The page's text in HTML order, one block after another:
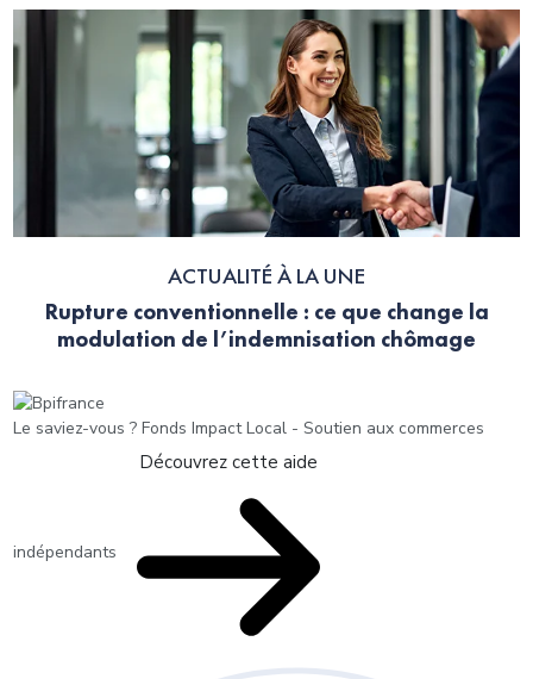
ACTUALITÉ À LA UNE
Rupture conventionnelle : ce que change la
modulation de l’indemnisation chômage
Le saviez-vous ?Fonds Impact Local - Soutien aux commerces
indépendants
Découvrez cette aide